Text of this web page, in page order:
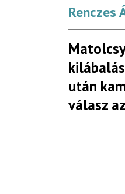
Renczes
után
válasz